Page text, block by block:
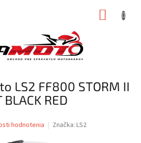
LS2 FF800 STORM II
RED
hodnotenia Značka: LS2